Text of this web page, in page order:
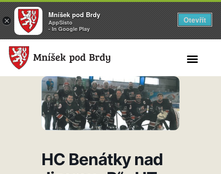
HC Benátky nad
×
Mníšek pod Brdy
AppSisto
- In Google Play
Otevřít